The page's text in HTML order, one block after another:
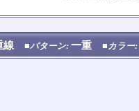
線 ■パターン: 一重 ■カラー: